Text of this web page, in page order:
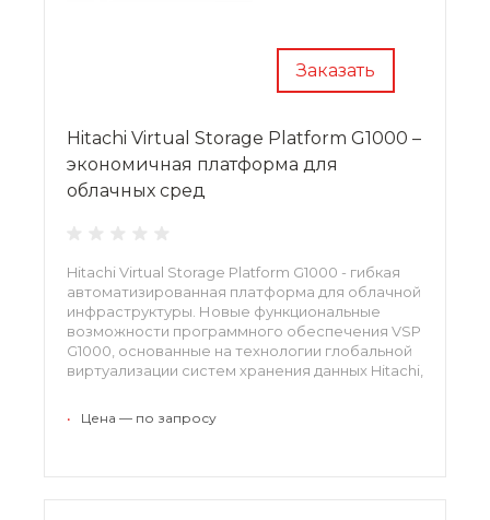
Заказать
Hitachi Virtual Storage Platform G1000 –
экономичная платформа для
облачных сред
Hitachi Virtual Storage Platform G1000 - гибкая
автоматизированная платформа для облачной
инфраструктуры. Новые функциональные
возможности программного обеспечения VSP
G1000, основанные на технологии глобальной
виртуализации систем хранения данных Hitachi,
совокупной стоимости владения для системы
• Цена — по запросу